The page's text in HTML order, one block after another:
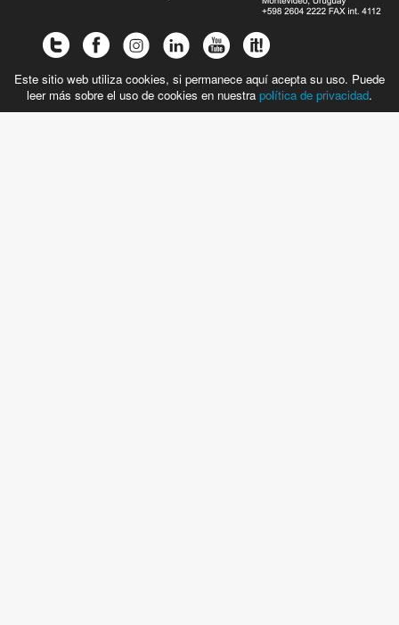
Este sitio web utiliza cookies, si permanece aquí acepta su uso. Puede
leer más sobre el uso de cookies en nuestra política de privacidad.